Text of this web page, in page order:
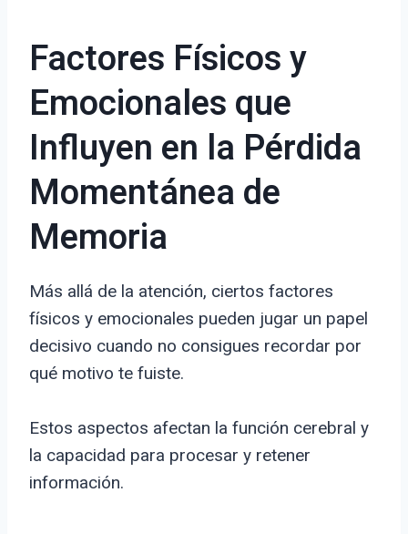
Factores Físicos y
Emocionales que
Influyen en la Pérdida
Momentánea de
Memoria
Más allá de la atención, ciertos factores
físicos y emocionales pueden jugar un papel
decisivo cuando no consigues recordar por
qué motivo te fuiste.
Estos aspectos afectan la función cerebral y
la capacidad para procesar y retener
información.